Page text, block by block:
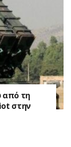
από τη
στην